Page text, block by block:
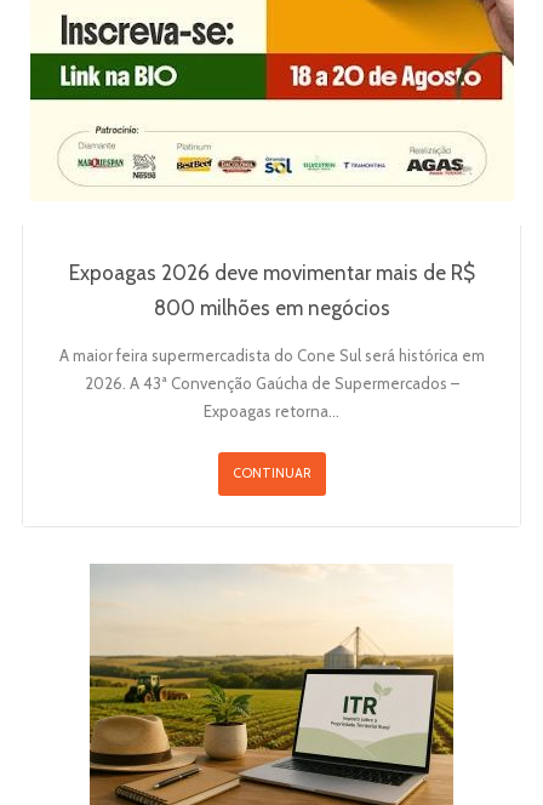
Expoagas 2026 deve movimentar mais de R$
800 milhões em negócios
A maior feira supermercadista do Cone Sul será histórica em
2026. A 43ª Convenção Gaúcha de Supermercados –
Expoagas retorna…
CONTINUAR